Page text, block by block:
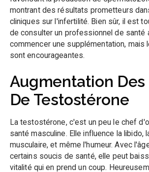
montrant des résultats prometteurs
cliniques sur l'infertilité. Bien sûr, il est
de consulter un professionnel de santé
commencer une supplémentation,
sont encourageantes.
Augmentation Des
De Testostérone
La testostérone, c'est un peu le chef
santé masculine. Elle influence la libido,
musculaire, et même l'humeur. Avec
certains soucis de santé, elle peut
vitalité qui en prend un coup.